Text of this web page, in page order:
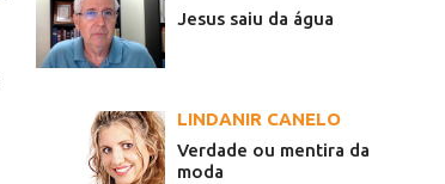
Jesus saiu da água
LINDANIR CANELO
Verdade ou mentira da
moda